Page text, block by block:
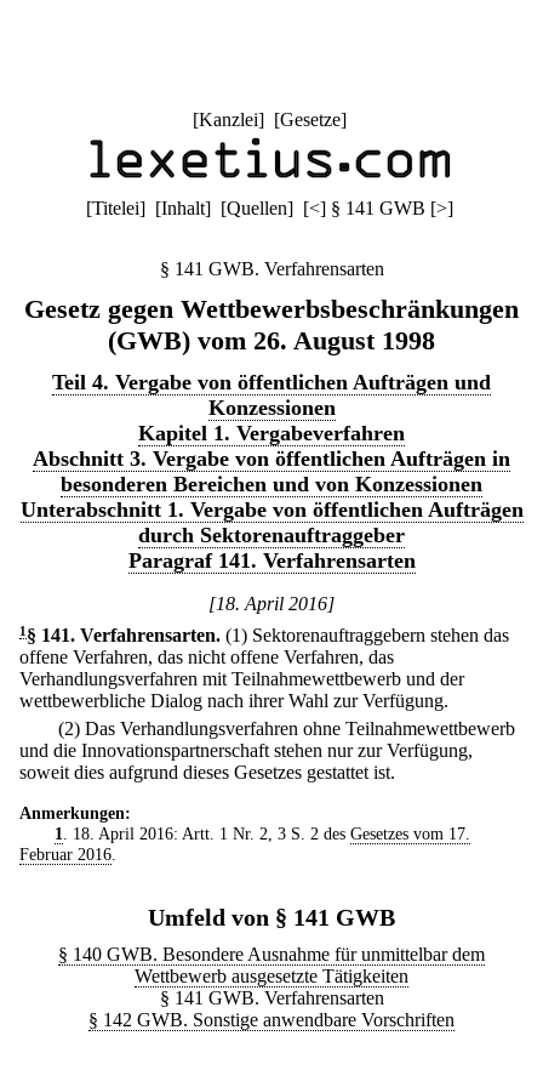
[Kanzlei] [Gesetze]
[Titelei] [Inhalt] [Quellen] [<] § 141 GWB [>]
§ 141 GWB. Verfahrensarten
Gesetz gegen Wettbewerbsbeschränkungen
(GWB) vom 26. August 1998
Teil 4. Vergabe von öffentlichen Aufträgen und
Konzessionen
Kapitel 1. Vergabeverfahren
Abschnitt 3. Vergabe von öffentlichen Aufträgen in
besonderen Bereichen und von Konzessionen
Unterabschnitt 1. Vergabe von öffentlichen Aufträgen
durch Sektorenauftraggeber
Paragraf 141. Verfahrensarten
[18. April 2016]
1 § 141. Verfahrensarten. (1) Sektorenauftraggebern stehen das
offene Verfahren, das nicht offene Verfahren, das
Verhandlungsverfahren mit Teilnahmewettbewerb und der
wettbewerbliche Dialog nach ihrer Wahl zur Verfügung.
(2) Das Verhandlungsverfahren ohne Teilnahmewettbewerb
und die Innovationspartnerschaft stehen nur zur Verfügung,
soweit dies aufgrund dieses Gesetzes gestattet ist.
Anmerkungen:
1. 18. April 2016: Artt. 1 Nr. 2, 3 S. 2 des Gesetzes vom 17.
Februar 2016.
Umfeld von § 141 GWB
§ 140 GWB. Besondere Ausnahme für unmittelbar dem
Wettbewerb ausgesetzte Tätigkeiten
§ 141 GWB. Verfahrensarten
§ 142 GWB. Sonstige anwendbare Vorschriften